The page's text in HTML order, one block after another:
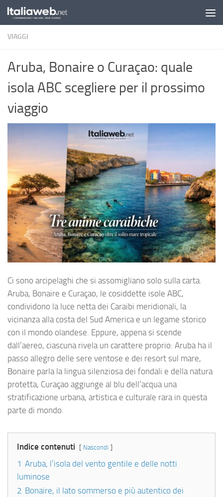
Sotto il contenuto
VIAGGI
Aruba, Bonaire o Curaçao: quale
isola ABC scegliere per il prossimo
viaggio
Ci sono arcipelaghi che si assomigliano solo sulla carta.
Aruba, Bonaire e Curaçao, le cosiddette isole ABC,
condividono la luce netta dei Caraibi meridionali, la
vicinanza alla costa del Sud America e un legame storico
con il mondo olandese. Eppure, appena si scende
dall’aereo, ciascuna rivela un carattere proprio: Aruba ha il
passo allegro delle sere ventose e dei resort sul mare,
Bonaire parla la lingua silenziosa dei fondali e della natura
protetta, Curaçao aggiunge al blu dell’acqua una
stratificazione urbana, artistica e culturale rara in questa
parte di mondo.
Indice contenuti Nascondi
1 Aruba, l’isola del vento gentile e delle notti
luminose
2 Bonaire, il lato sommerso e più autentico dei